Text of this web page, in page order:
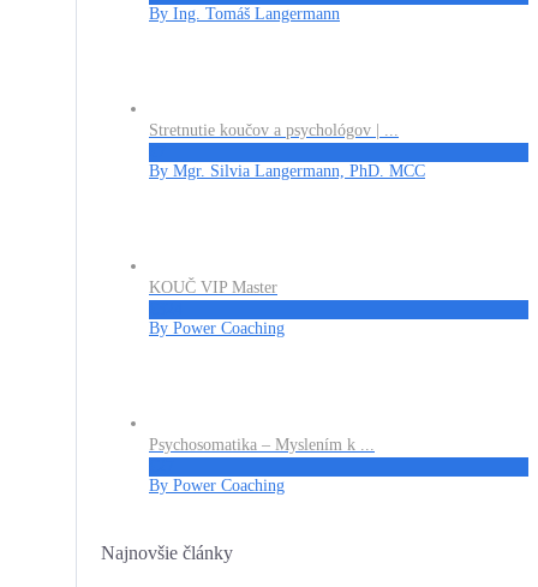
By Ing. Tomáš Langermann
Stretnutie koučov a psychológov | ...
By Mgr. Silvia Langermann, PhD. MCC
KOUČ VIP Master
By Power Coaching
Psychosomatika – Myslením k ...
By Power Coaching
Najnovšie články